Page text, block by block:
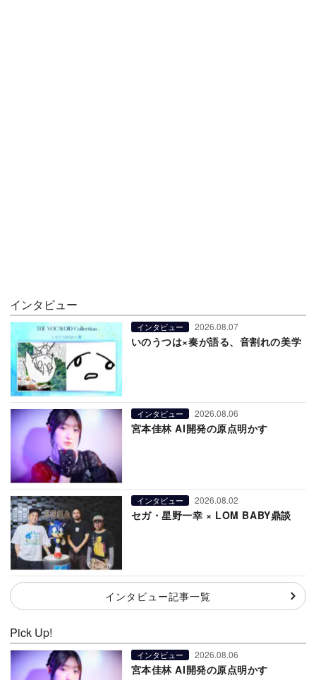
インタビュー
インタビュー 2026.08.07
いのうつは×奏が語る、音割れの美学
インタビュー 2026.08.06
宮本佳林 AI開発の原点明かす
インタビュー 2026.08.02
セガ・星野一幸 × LOM BABY鼎談
インタビュー記事一覧
Pick Up!
インタビュー 2026.08.06
宮本佳林 AI開発の原点明かす